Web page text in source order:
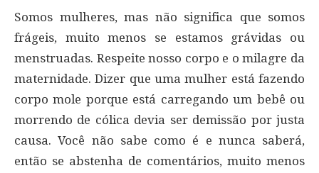
Somos mulheres, mas não significa que somos
frágeis, muito menos se estamos grávidas ou
menstruadas. Respeite nosso corpo e o milagre da
maternidade. Dizer que uma mulher está fazendo
corpo mole porque está carregando um bebê ou
morrendo de cólica devia ser demissão por justa
causa. Você não sabe como é e nunca saberá,
então se abstenha de comentários, muito menos